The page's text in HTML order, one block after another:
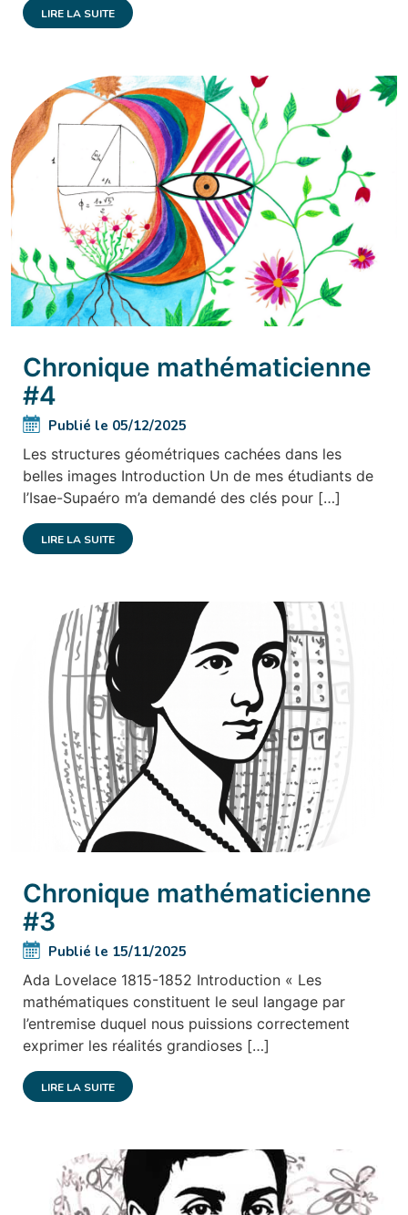
LIRE LA SUITE
Chronique mathématicienne
#4
Publié le 05/12/2025
Les structures géométriques cachées dans les
belles images Introduction Un de mes étudiants de
l’Isae-Supaéro m’a demandé des clés pour […]
LIRE LA SUITE
Chronique mathématicienne
#3
Publié le 15/11/2025
Ada Lovelace 1815-1852 Introduction « Les
mathématiques constituent le seul langage par
l’entremise duquel nous puissions correctement
exprimer les réalités grandioses […]
LIRE LA SUITE